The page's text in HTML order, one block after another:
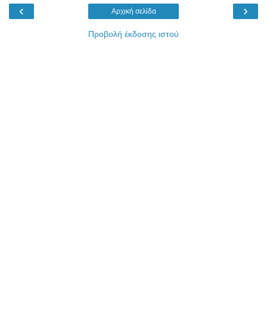
‹ ›
Αρχική σελίδα
Προβολή έκδοσης ιστού